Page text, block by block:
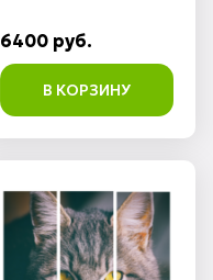
6400 руб.
В КОРЗИНУ